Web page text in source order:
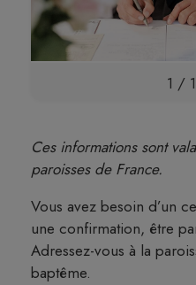
1 / 1
Ces informations sont
paroisses de France.
Vous avez besoin d’un
une confirmation, être
Adressez-vous à la
baptême.